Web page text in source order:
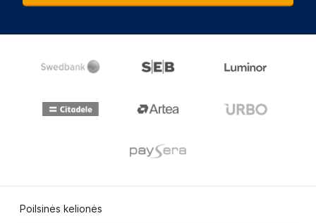
Poilsinės kelionės